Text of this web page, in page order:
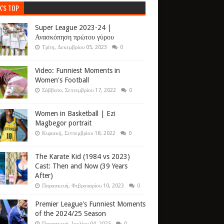
TOP
Super League 2023-24 |
Ανασκόπηση πρώτου γύρου
Τρίτη, Δεκεμβρίου 05, 2023 0
Video: Funniest Moments in
Women's Football
Σάββατο, Σεπτεμβρίου 17, 2022 0
Women in Basketball | Ezi
Magbegor portrait
Κυριακή, Σεπτεμβρίου 18, 2022 0
The Karate Kid (1984 vs 2023)
Cast: Then and Now (39 Years
After)
Παρασκευή, Φεβρουαρίου 10, 2023 0
Premier League's Funniest Moments
of the 2024/25 Season